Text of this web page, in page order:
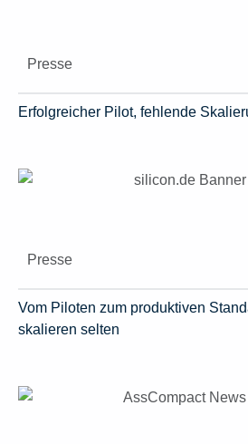
Presse
Erfolgreicher Pilot, fehlende
Presse
Vom Piloten zum produktiven
skalieren selten